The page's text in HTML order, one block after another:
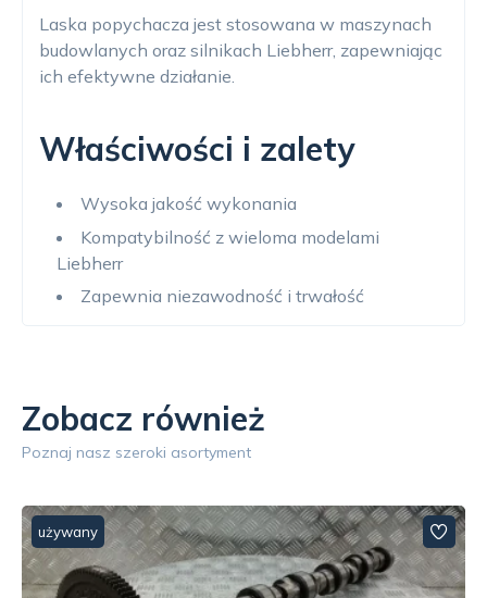
Laska popychacza jest stosowana w maszynach
budowlanych oraz silnikach Liebherr, zapewniając
ich efektywne działanie.
Właściwości i zalety
Wysoka jakość wykonania
Kompatybilność z wieloma modelami
Liebherr
Zapewnia niezawodność i trwałość
Zobacz również
Poznaj nasz szeroki asortyment
używany